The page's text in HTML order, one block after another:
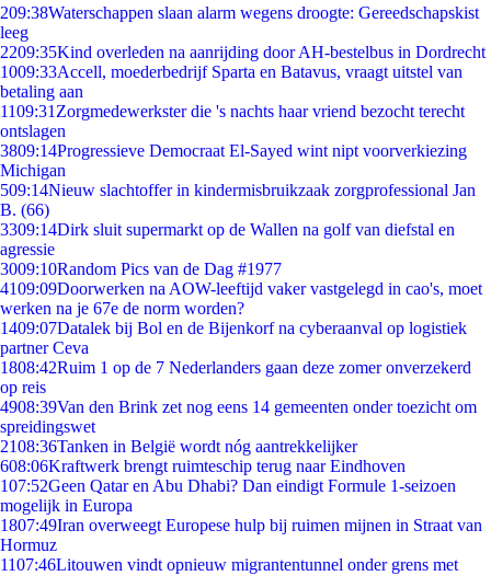
209:38Waterschappen slaan alarm wegens droogte: Gereedschapskist
leeg
2209:35Kind overleden na aanrijding door AH-bestelbus in Dordrecht
1009:33Accell, moederbedrijf Sparta en Batavus, vraagt uitstel van
betaling aan
1109:31 Zorgmedewerkster die 's nachts haar vriend bezocht terecht
ontslagen
3809:14Progressieve Democraat El-Sayed wint nipt voorverkiezing
Michigan
509:14Nieuw slachtoffer in kindermisbruikzaak zorgprofessional Jan
B. (66)
3309:14Dirk sluit supermarkt op de Wallen na golf van diefstal en
agressie
3009:10Random Pics van de Dag #1977
4109:09Doorwerken na AOW-leeftijd vaker vastgelegd in cao's, moet
werken na je 67e de norm worden?
1409:07Datalek bij Bol en de Bijenkorf na cyberaanval op logistiek
partner Ceva
1808:42Ruim 1 op de 7 Nederlanders gaan deze zomer onverzekerd
op reis
4908:39Van den Brink zet nog eens 14 gemeenten onder toezicht om
spreidingswet
2108:36Tanken in België wordt nóg aantrekkelijker
608:06Kraftwerk brengt ruimteschip terug naar Eindhoven
107:52Geen Qatar en Abu Dhabi? Dan eindigt Formule 1-seizoen
mogelijk in Europa
1807:49Iran overweegt Europese hulp bij ruimen mijnen in Straat van
Hormuz
1107:46Litouwen vindt opnieuw migrantentunnel onder grens met